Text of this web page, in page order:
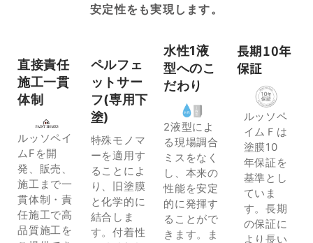
安定性をも実現します。
直接責任
施工一貫
体制
ルッソペイ
ムFを開
発、販売、
施工まで一
貫体制・責
任施工で高
品質施工を
ペルフェ
ットサー
フ(専用下
塗)
特殊モノマ
ーを適用す
ることによ
り、旧塗膜
と化学的に
結合しま
す。付着性
水性1液
型へのこ
だわり
2液型によ
る現場調合
ミスをなく
し、本来の
性能を安定
的に発揮す
ることがで
きます。ま
長期10年
保証
ルッソペ
イムＦは
塗膜10
年保証を
基準とし
ていま
す。長期
の保証に
より長い